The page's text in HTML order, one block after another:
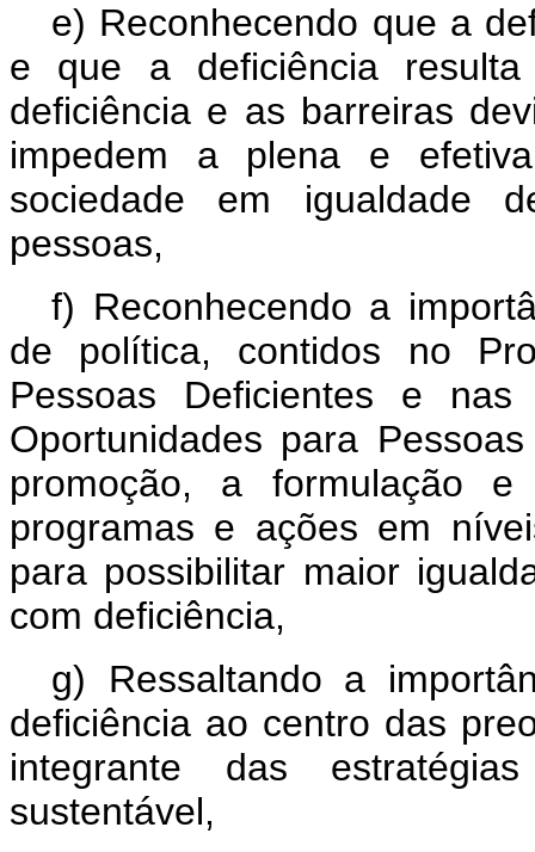
e) Reconhecendo que a
e que a deficiência
deficiência e as barreiras
impedem a plena e
sociedade em igualdade
pessoas,
f) Reconhecendo a
de política, contidos no
Pessoas Deficientes e
Oportunidades para
promoção, a formulação
programas e ações em
para possibilitar maior
com deficiência,
g) Ressaltando a
deficiência ao centro das
integrante das
sustentável,